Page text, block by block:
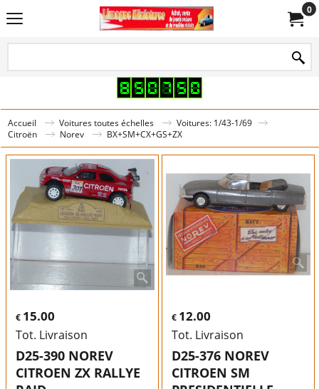
0
Accueil Voitures toutes échelles
Voitures: 1/43-1/69
Citroën
Norev BX+SM+CX+GS+ZX
€ 15.00
Tot. Livraison
D25-390 NOREV
CITROEN ZX RALLYE
€ 12.00
Tot. Livraison
D25-376 NOREV
CITROEN SM